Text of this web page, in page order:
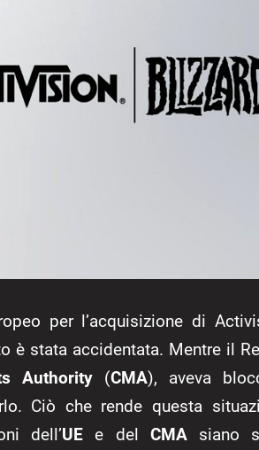
per l’acquisizione di
è stata accidentata. Mentre il
Authority(CMA), aveva
Ciò che rende questa
dell’UE e del CMAsiano